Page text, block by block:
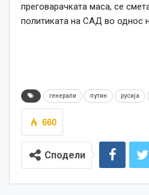
преговарачката маса, се
политиката на САД во однос
генерали путин русија
660
Сподели